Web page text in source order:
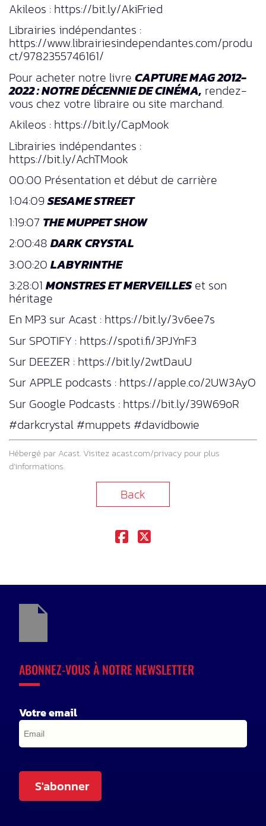
Akileos : https://bit.ly/AkiFried
Librairies indépendantes :
https://www.librairiesindependantes.com/produ
ct/9782355746161/
Pour acheter notre livre CAPTURE MAG 2012-
2022 : NOTRE DÉCENNIE DE CINÉMA, rendez-
vous chez votre libraire ou site marchand.
Akileos : https://bit.ly/CapMook
Librairies indépendantes :
https://bit.ly/AchTMook
00:00 Présentation et début de carrière
1:04:09SESAME STREET
1:19:07 THE MUPPET SHOW
2:00:48DARK CRYSTAL
3:00:20LABYRINTHE
3:28:01MONSTRES ET MERVEILLESet son
héritage
En MP3 sur Acast : https://bit.ly/3v6ee7s
Sur SPOTIFY : https://spoti.fi/3PJYnF3
Sur DEEZER : https://bit.ly/2wtDauU
Sur APPLE podcasts : https://apple.co/2UW3AyO
Sur Google Podcasts : https://bit.ly/39W69oR
#darkcrystal #muppets #davidbowie
Hébergé par Acast. Visitez acast.com/privacy pour plus
d’informations.
Back
ABONNEZ-VOUS À NOTRE NEWSLETTER
Votre email
S'abonner